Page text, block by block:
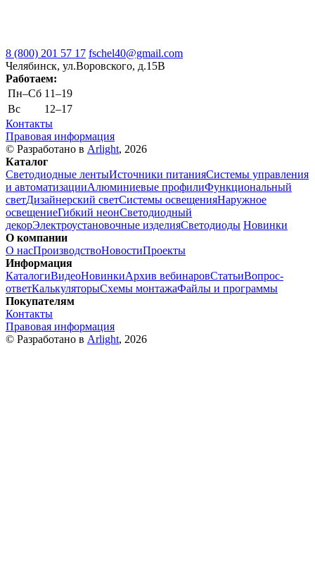
8 (800) 201 57 17 fschel40@gmail.com
Челябинск, ул.Воровского, д.15В
Работаем:
Пн–Cб 11–19
Вс
12–17
Контакты
Правовая информация
© Разработано в Arlight, 2026
Каталог
Светодиодные лентыИсточники питанияСистемы управления
и автоматизацииАлюминиевые профилиФункциональный
светДизайнерский светСистемы освещенияНаружное
освещениеГибкий неонСветодиодный
декорЭлектроустановочные изделияСветодиоды Новинки
О компании
О насПроизводствоНовостиПроекты
Информация
КаталогиВидеоНовинкиАрхив вебинаровСтатьиВопрос-
ответКалькуляторыСхемы монтажаФайлы и программы
Покупателям
Контакты
Правовая информация
© Разработано в Arlight, 2026